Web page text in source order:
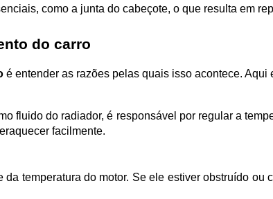
como a junta do cabeçote, o que resulta em
do carro
é entender as razões pelas quais isso acontece. Aqui
facilmente.